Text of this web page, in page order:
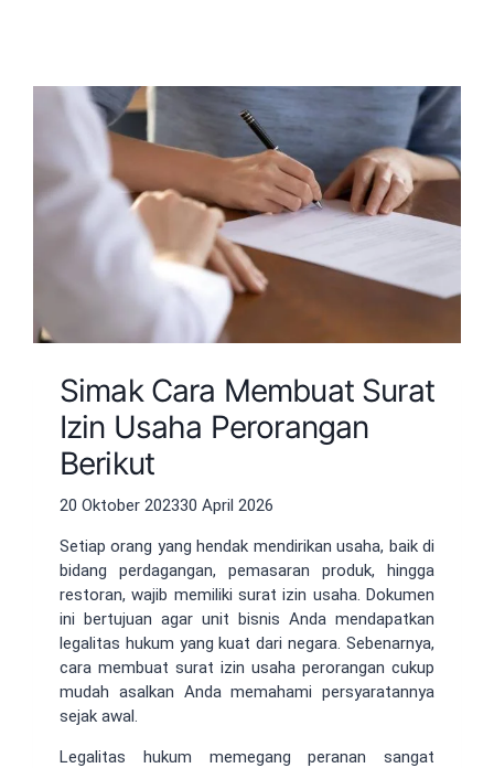
Simak Cara Membuat Surat
Izin Usaha Perorangan
Berikut
20 Oktober 202330 April 2026
Setiap orang yang hendak mendirikan usaha, baik di
bidang perdagangan, pemasaran produk, hingga
restoran, wajib memiliki surat izin usaha. Dokumen
ini bertujuan agar unit bisnis Anda mendapatkan
legalitas hukum yang kuat dari negara. Sebenarnya,
cara membuat surat izin usaha perorangan cukup
mudah asalkan Anda memahami persyaratannya
sejak awal.
Legalitas hukum memegang peranan sangat